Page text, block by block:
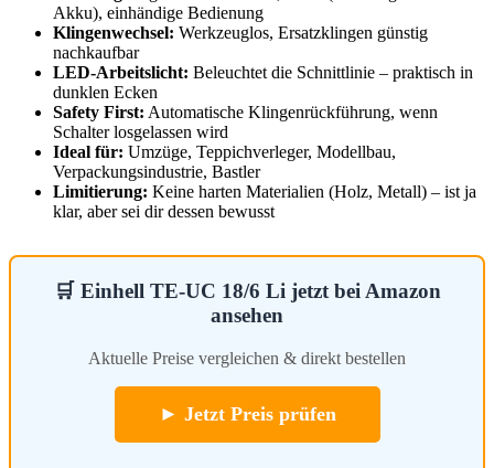
Akku), einhändige Bedienung
Klingenwechsel: Werkzeuglos, Ersatzklingen günstig
nachkaufbar
LED-Arbeitslicht: Beleuchtet die Schnittlinie – praktisch in
dunklen Ecken
Safety First: Automatische Klingenrückführung, wenn
Schalter losgelassen wird
Ideal für: Umzüge, Teppichverleger, Modellbau,
Verpackungsindustrie, Bastler
Limitierung: Keine harten Materialien (Holz, Metall) – ist ja
klar, aber sei dir dessen bewusst
🛒 Einhell TE-UC 18/6 Li jetzt bei Amazon
ansehen
Aktuelle Preise vergleichen & direkt bestellen
► Jetzt Preis prüfen